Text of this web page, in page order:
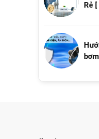
Rẻ